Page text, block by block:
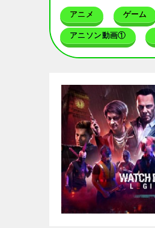
アニメ ゲーム
アニソン動画①